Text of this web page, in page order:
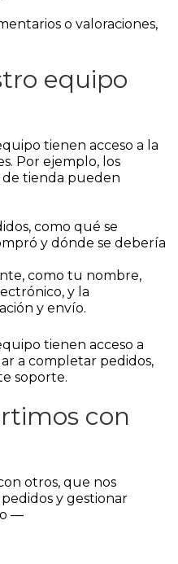
o valoraciones,
equipo
tienen acceso a la
Por ejemplo, los
de tienda pueden
como qué se
y dónde se debería
como tu nombre,
y la
y envío.
tienen acceso a
a completar pedidos,
soporte.
con
otros, que nos
y gestionar
—